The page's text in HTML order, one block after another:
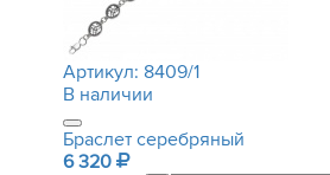
Артикул: 8409/1
В наличии
Браслет серебряный
6 320